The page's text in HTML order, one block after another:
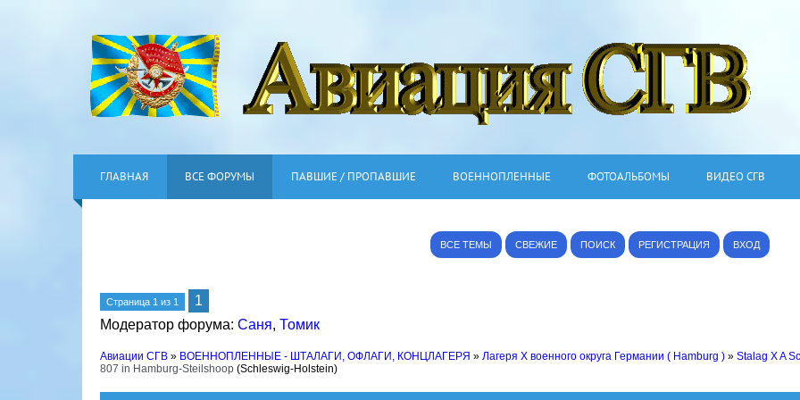
ГЛАВНАЯ ВСЕ ФОРУМЫ ПАВШИЕ / ПРОПАВШИЕ ВОЕННОПЛЕННЫЕ ФОТОАЛЬБОМЫ ВИДЕО СГВ
ВСЕ ТЕМЫ СВЕЖИЕ ПОИСК РЕГИСТРАЦИЯ ВХОД
Страница 1 из 1
1
Модератор форума: Саня, Томик
Авиации СГВ » ВОЕННОПЛЕННЫЕ - ШТАЛАГИ, ОФЛАГИ, КОНЦЛАГЕРЯ » Лагеря X военного округа Германии ( Hamburg ) » Stalag X A
807 in Hamburg-Steilshoop (Schleswig-Holstein)